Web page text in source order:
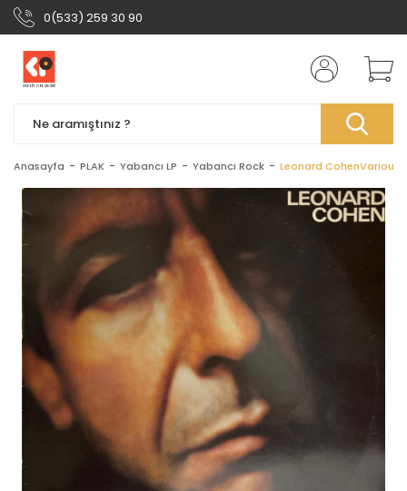
0(533) 259 30 90
Anasayfa PLAK Yabancı LP Yabancı Rock Leonard CohenVarious